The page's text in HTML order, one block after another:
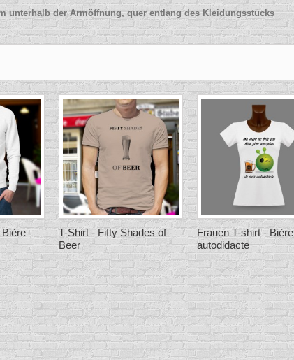
unterhalb der Armöffnung, quer entlang des Kleidungsstücks
T-Shirt - Fifty Shades of
Beer
Frauen T-shirt - Bière
autodidacte